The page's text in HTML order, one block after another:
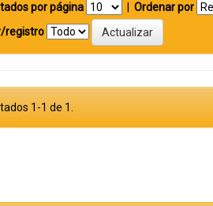
por página Ordenar por
registro
1-1 de 1.